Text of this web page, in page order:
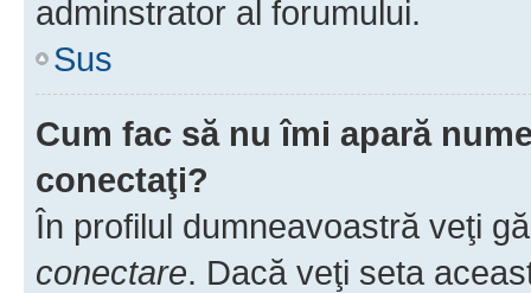
adminstrator al forumului.
Sus
Cum fac să nu îmi apară
conectaţi?
În profilul dumneavoastră veţi
conectare. Dacă veţi seta